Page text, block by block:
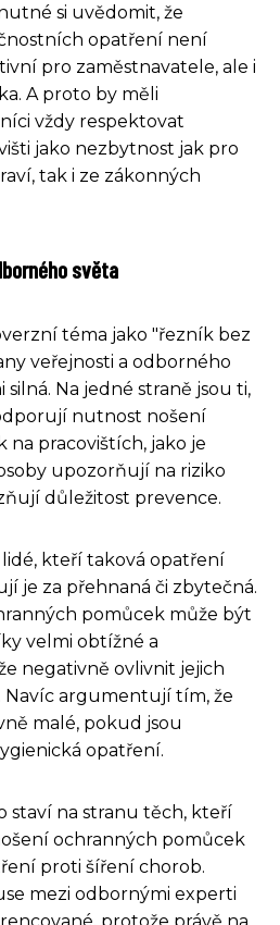
si uvědomit, že
opatření není
pro zaměstnavatele, ale i
A proto by měli
vždy respektovat
jako nezbytnost jak pro
tak i ze zákonných
světa
téma jako "řezník bez
veřejnosti a odborného
Na jedné straně jsou ti,
nutnost nošení
pracovištích, jako je
upozorňují na riziko
důležitost prevence.
kteří taková opatření
je za přehnaná či zbytečná.
pomůcek může být
velmi obtížné a
negativně ovlivnit jejich
argumentují tím, že
malé, pokud jsou
opatření.
staví na stranu těch, kteří
ochranných pomůcek
proti šíření chorob.
mezi odbornými experti